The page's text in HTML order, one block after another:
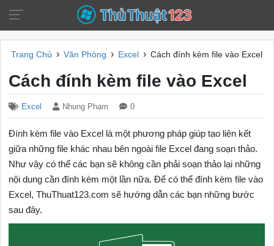
Trang Chủ › Văn Phòng › Excel › Cách đính kèm file vào Excel
Cách đính kèm file vào Excel
Excel Nhung Phạm 0
Đính kèm file vào Excel là một phương pháp giúp tạo liên kết
giữa những file khác nhau bên ngoài file Excel đang soạn thảo.
Như vậy có thể các bạn sẽ không cần phải soạn thảo lại những
nội dung cần đính kèm một lần nữa. Để có thể đính kèm file vào
Excel, ThuThuat123.com sẽ hướng dẫn các bạn những bước
sau đây.